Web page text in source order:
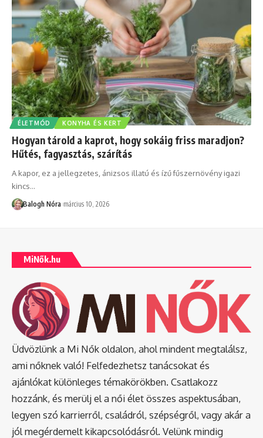
ÉLETMÓD KONYHA ÉS KERT
Hogyan tárold a kaprot, hogy sokáig friss maradjon?
Hűtés, fagyasztás, szárítás
A kapor, ez a jellegzetes, ánizsos illatú és ízű fűszernövény igazi
kincs…
Balogh Nóra március 10, 2026
MiNők.hu
Üdvözlünk a Mi Nők oldalon, ahol mindent megtalálsz,
ami nőknek való! Felfedezhetsz tanácsokat és
ajánlókat különleges témakörökben. Csatlakozz
hozzánk, és merülj el a női élet összes aspektusában,
legyen szó karrierről, családról, szépségről, vagy akár a
jól megérdemelt kikapcsolódásról. Velünk mindig